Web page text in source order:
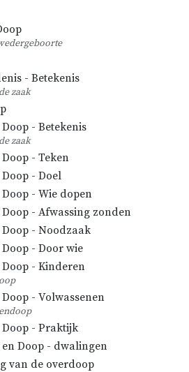
- Betekenis
zaak
- Betekenis
zaak
- Teken
- Doel
- Wie dopen
- Afwassing zonden
- Noodzaak
- Door wie
- Kinderen
- Volwassenen
- Praktijk
Doop - dwalingen
van de overdoop